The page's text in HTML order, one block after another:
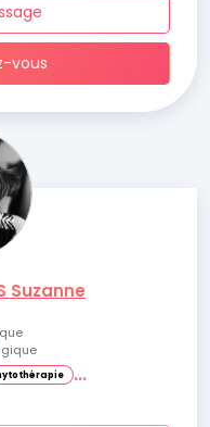
vous
Suzanne
...